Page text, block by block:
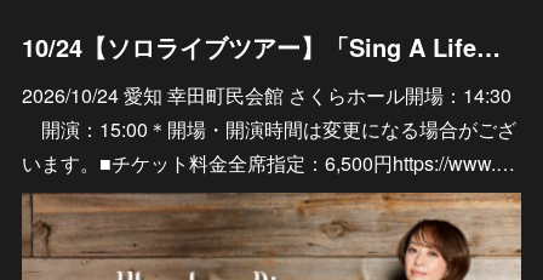
10/24【ソロライブツアー】「Sing A Life」愛知 幸田町民会館 さくらホール
2026/10/24 愛知 幸田町民会館 さくらホール開場：14:30
開演：15:00＊開場・開演時間は変更になる場合がござ
います。■チケット料金全席指定：6,500円https://www.…